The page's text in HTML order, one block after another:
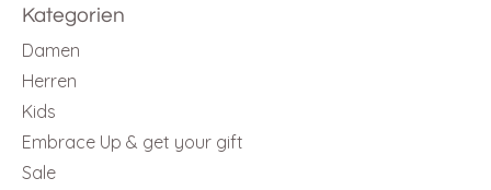
Kategorien
Damen
Herren
Kids
Embrace Up & get your gift
Sale